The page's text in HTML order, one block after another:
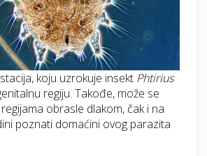
koju uzrokuje insekt Phtirius
regiju. Takođe, može se
obrasle dlakom, čak i na
poznati domaćini ovog parazita